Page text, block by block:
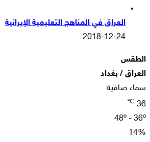
العراق في المناهج التعليمية الإيرانية
2018-12-24
الطقس
العراق / بغداد
سماء صافية
36
℃
48º - 36º
14%